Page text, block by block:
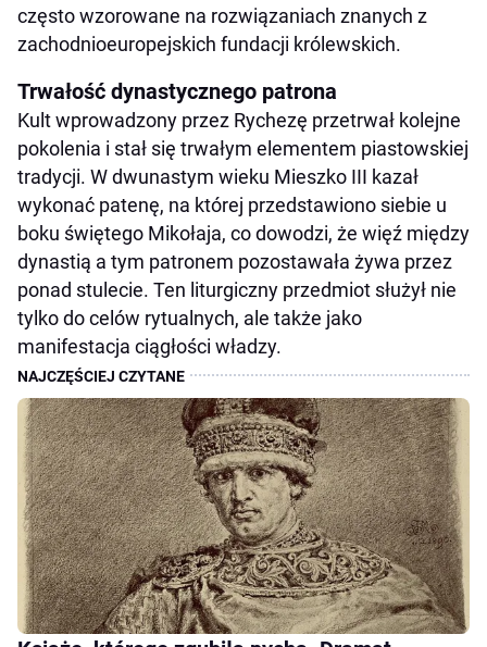
często wzorowane na rozwiązaniach znanych z
zachodnioeuropejskich fundacji królewskich.
Trwałość dynastycznego patrona
Kult wprowadzony przez Rychezę przetrwał kolejne
pokolenia i stał się trwałym elementem piastowskiej
tradycji. W dwunastym wieku Mieszko III kazał
wykonać patenę, na której przedstawiono siebie u
boku świętego Mikołaja, co dowodzi, że więź między
dynastią a tym patronem pozostawała żywa przez
ponad stulecie. Ten liturgiczny przedmiot służył nie
tylko do celów rytualnych, ale także jako
manifestacja ciągłości władzy.